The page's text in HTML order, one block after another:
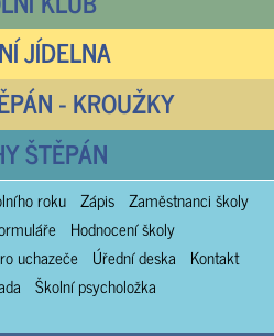
JÍDELNA
- KROUŽKY
ŠTĚPÁN
roku Zápis Zaměstnanci školy
Hodnocení školy
uchazeče Úřední deska
Kontakt
Školní psycholožka